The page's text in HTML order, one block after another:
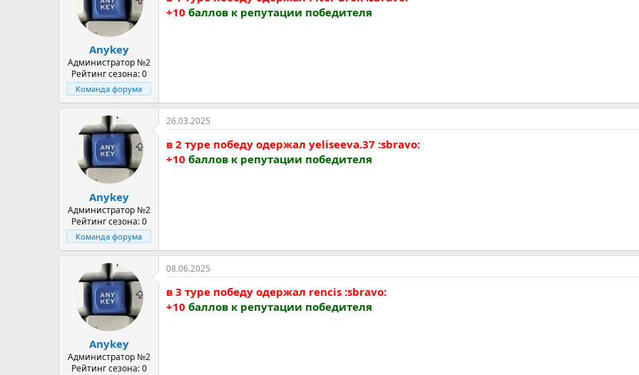
Anykey
Администратор №2
Рейтинг сезона: 0
Команда форума
+10 баллов к репутации победителя
Anykey
Администратор №2
Рейтинг сезона: 0
Команда форума
26.03.2025
в 2 туре победу одержал yeliseeva.37 :sbravo:
+10 баллов к репутации победителя
Anykey
Администратор №2
Рейтинг сезона: 0
08.06.2025
в 3 туре победу одержал rencis :sbravo:
+10 баллов к репутации победителя